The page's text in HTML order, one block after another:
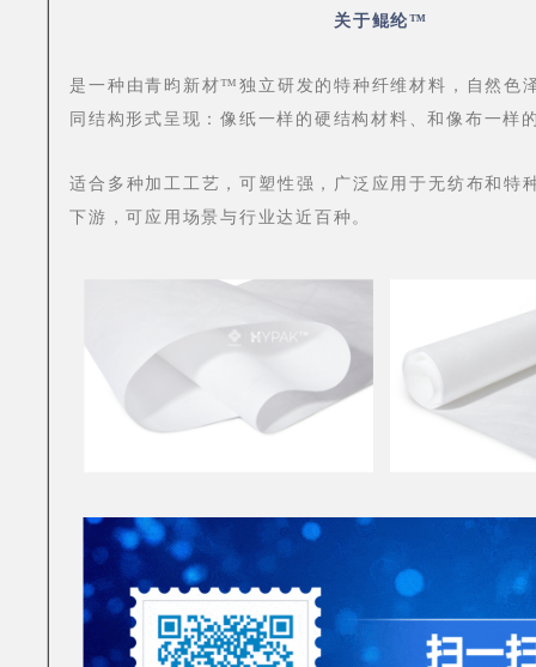
关于鲲纶™
是一种由青昀新材™独立研发的特种纤维材料，自然色
同结构形式呈现：像纸一样的硬结构材料、和像布一样
适合多种加工工艺，可塑性强，广泛应用于无纺布和特
下游，可应用场景与行业达近百种。